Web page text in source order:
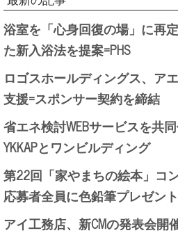
浴室を「心身回復の場」に再
た新入浴法を提案=PHS
ロゴスホールディングス、ア
支援=スポンサー契約を締結
省エネ検討WEBサービスを共
YKKAPとワンビルディング
第22回「家やまちの絵本」コ
応募者全員に色鉛筆プレゼント
アイ工務店、新CMの発表会開